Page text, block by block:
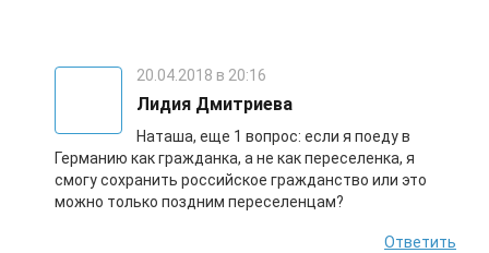
20.04.2018 в 20:16
Лидия Дмитриева
Наташа, еще 1 вопрос: если я поеду в
Германию как гражданка, а не как переселенка, я
смогу сохранить российское гражданство или это
можно только поздним переселенцам?
Ответить